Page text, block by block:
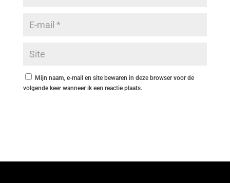
Mijn naam, e-mail en site bewaren in deze browser voor de
volgende keer wanneer ik een reactie plaats.